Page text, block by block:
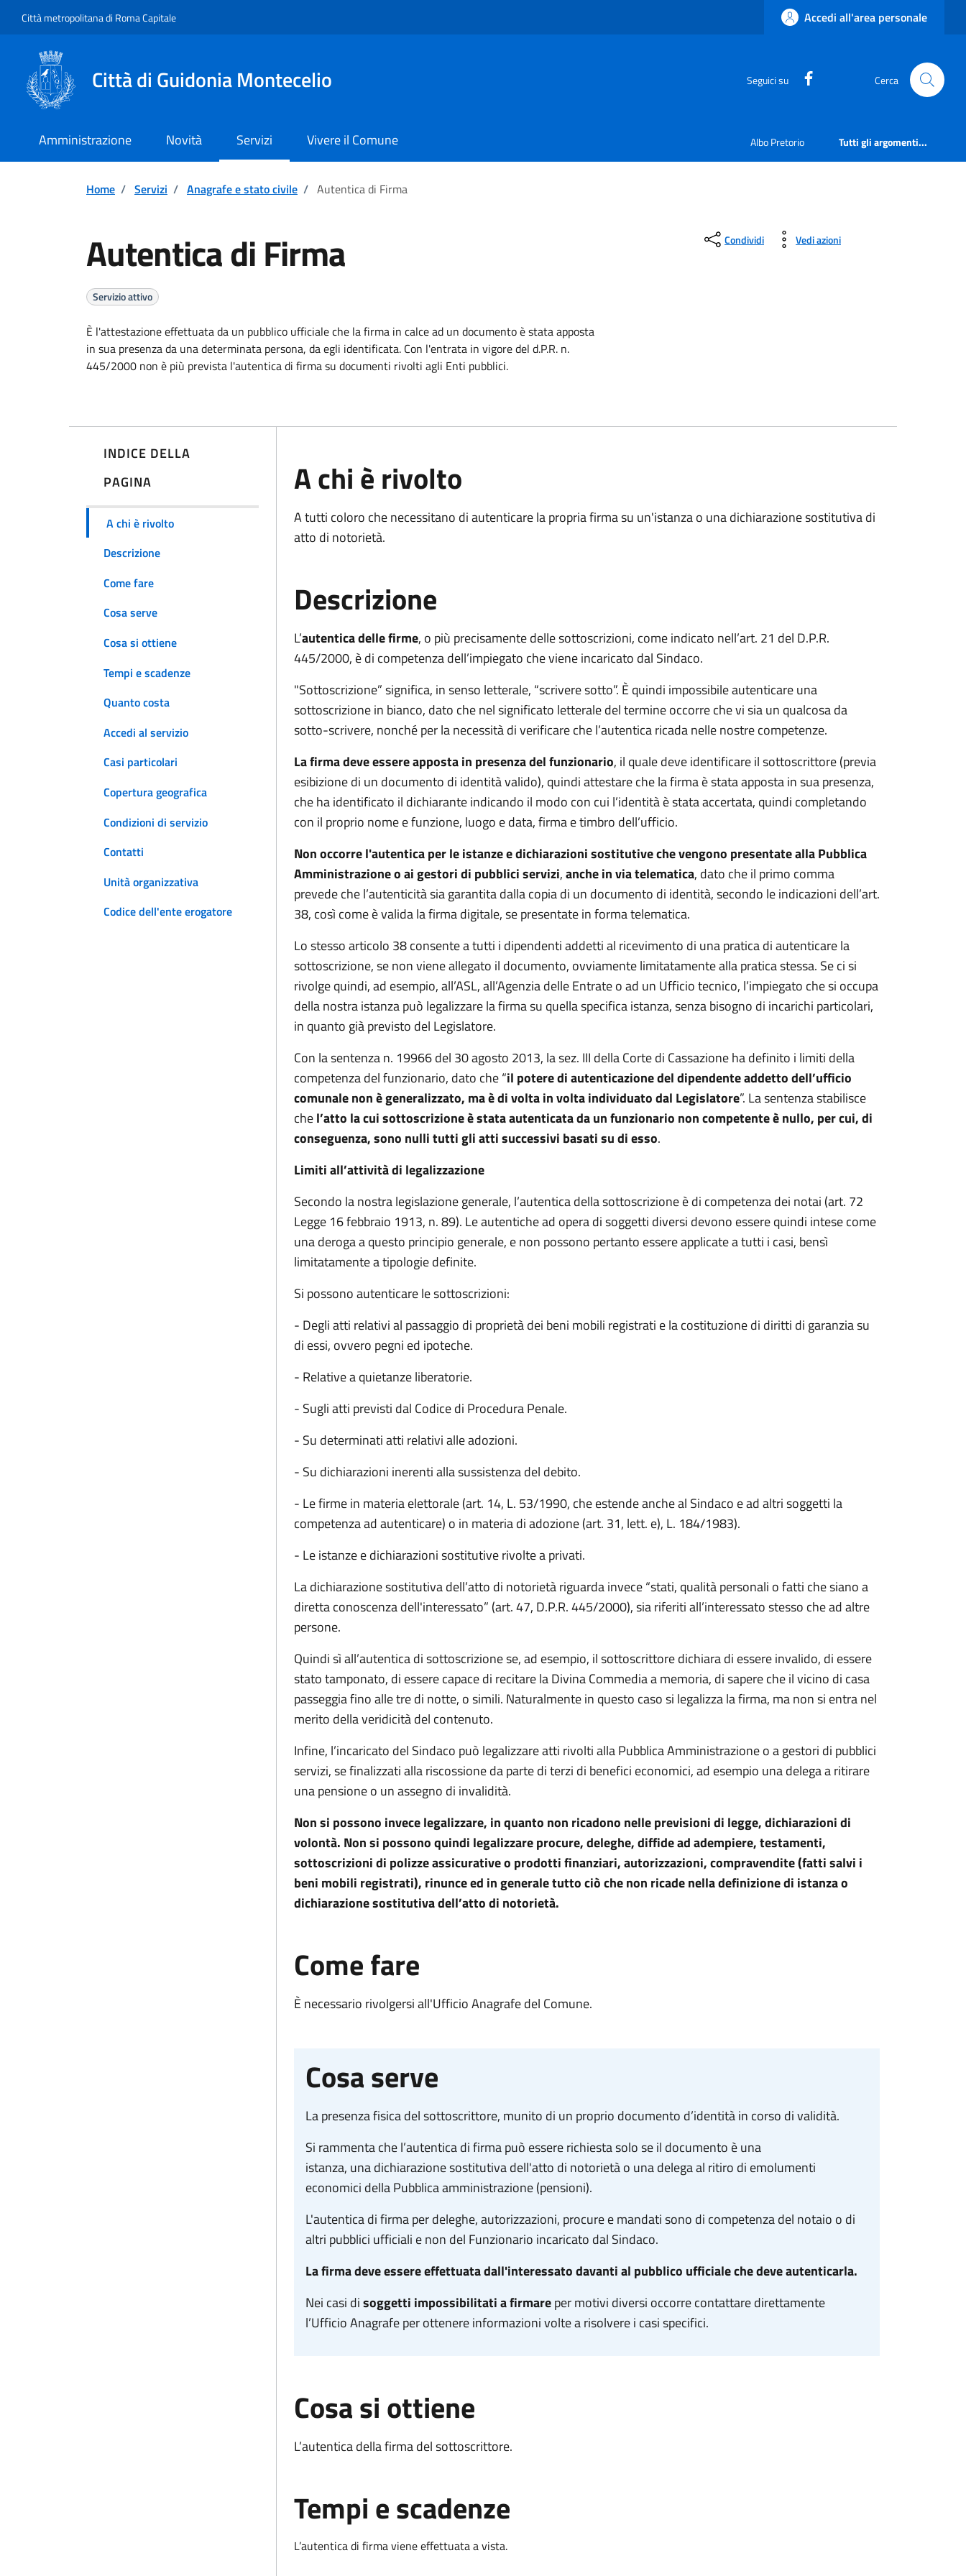
Città metropolitana di Roma Capitale Accedi all'area personale
Città di Guidonia Montecelio Seguici su https:// Cerca
Amministrazione Novità Servizi Vivere il Comune Albo Pretorio Tutti gli argomenti...
Home / Servizi / Anagrafe e stato civile / Autentica di Firma
Autentica di Firma
Servizio attivo
È l'attestazione effettuata da un pubblico ufficiale che la firma in calce ad un documento è stata apposta
in sua presenza da una determinata persona, da egli identificata. Con l'entrata in vigore del d.P.R. n.
445/2000 non è più prevista l'autentica di firma su documenti rivolti agli Enti pubblici.
Condividi Vedi azioni
INDICE DELLA
PAGINA
A chi è rivolto
Descrizione
Come fare
Cosa serve
Cosa si ottiene
Tempi e scadenze
Quanto costa
Accedi al servizio
Casi particolari
Copertura geografica
Condizioni di servizio
Contatti
Unità organizzativa
Codice dell'ente erogatore
A chi è rivolto
A tutti coloro che necessitano di autenticare la propria firma su un'istanza o una dichiarazione sostitutiva di
atto di notorietà.
Descrizione
L’autentica delle firme, o più precisamente delle sottoscrizioni, come indicato nell’art. 21 del D.P.R.
445/2000, è di competenza dell’impiegato che viene incaricato dal Sindaco.
"Sottoscrizione” significa, in senso letterale, “scrivere sotto”. È quindi impossibile autenticare una
sottoscrizione in bianco, dato che nel significato letterale del termine occorre che vi sia un qualcosa da
sotto-scrivere, nonché per la necessità di verificare che l’autentica ricada nelle nostre competenze.
La firma deve essere apposta in presenza del funzionario, il quale deve identificare il sottoscrittore (previa
esibizione di un documento di identità valido), quindi attestare che la firma è stata apposta in sua presenza,
che ha identificato il dichiarante indicando il modo con cui l’identità è stata accertata, quindi completando
con il proprio nome e funzione, luogo e data, firma e timbro dell’ufficio.
Non occorre l'autentica per le istanze e dichiarazioni sostitutive che vengono presentate alla Pubblica
Amministrazione o ai gestori di pubblici servizi,anche in via telematica, dato che il primo comma
prevede che l’autenticità sia garantita dalla copia di un documento di identità, secondo le indicazioni dell’art.
38, così come è valida la firma digitale, se presentate in forma telematica.
Lo stesso articolo 38 consente a tutti i dipendenti addetti al ricevimento di una pratica di autenticare la
sottoscrizione, se non viene allegato il documento, ovviamente limitatamente alla pratica stessa. Se ci si
rivolge quindi, ad esempio, all’ASL, all’Agenzia delle Entrate o ad un Ufficio tecnico, l’impiegato che si occupa
della nostra istanza può legalizzare la firma su quella specifica istanza, senza bisogno di incarichi particolari,
in quanto già previsto del Legislatore.
Con la sentenza n. 19966 del 30 agosto 2013, la sez. III della Corte di Cassazione ha definito i limiti della
competenza del funzionario, dato che “il potere di autenticazione del dipendente addetto dell’ufficio
comunale non è generalizzato, ma è di volta in volta individuato dal Legislatore”. La sentenza stabilisce
chel’atto la cui sottoscrizione è stata autenticata da un funzionario non competente è nullo, per cui, di
conseguenza, sono nulli tutti gli atti successivi basati su di esso.
Limiti all’attività di legalizzazione
Secondo la nostra legislazione generale, l’autentica della sottoscrizione è di competenza dei notai (art. 72
Legge 16 febbraio 1913, n. 89). Le autentiche ad opera di soggetti diversi devono essere quindi intese come
una deroga a questo principio generale, e non possono pertanto essere applicate a tutti i casi, bensì
limitatamente a tipologie definite.
Si possono autenticare le sottoscrizioni:
- Degli atti relativi al passaggio di proprietà dei beni mobili registrati e la costituzione di diritti di garanzia su
di essi, ovvero pegni ed ipoteche.
- Relative a quietanze liberatorie.
- Sugli atti previsti dal Codice di Procedura Penale.
- Su determinati atti relativi alle adozioni.
- Su dichiarazioni inerenti alla sussistenza del debito.
- Le firme in materia elettorale (art. 14, L. 53/1990, che estende anche al Sindaco e ad altri soggetti la
competenza ad autenticare) o in materia di adozione (art. 31, lett. e), L. 184/1983).
- Le istanze e dichiarazioni sostitutive rivolte a privati.
La dichiarazione sostitutiva dell’atto di notorietà riguarda invece “stati, qualità personali o fatti che siano a
diretta conoscenza dell'interessato” (art. 47, D.P.R. 445/2000), sia riferiti all’interessato stesso che ad altre
persone.
Quindi sì all’autentica di sottoscrizione se, ad esempio, il sottoscrittore dichiara di essere invalido, di essere
stato tamponato, di essere capace di recitare la Divina Commedia a memoria, di sapere che il vicino di casa
passeggia fino alle tre di notte, o simili. Naturalmente in questo caso si legalizza la firma, ma non si entra nel
merito della veridicità del contenuto.
Infine, l’incaricato del Sindaco può legalizzare atti rivolti alla Pubblica Amministrazione o a gestori di pubblici
servizi, se finalizzati alla riscossione da parte di terzi di benefici economici, ad esempio una delega a ritirare
una pensione o un assegno di invalidità.
Non si possono invece legalizzare, in quanto non ricadono nelle previsioni di legge, dichiarazioni di
volontà. Non si possono quindi legalizzare procure, deleghe, diffide ad adempiere, testamenti,
sottoscrizioni di polizze assicurative o prodotti finanziari, autorizzazioni, compravendite (fatti salvi i
beni mobili registrati), rinunce ed in generale tutto ciò che non ricade nella definizione di istanza o
dichiarazione sostitutiva dell’atto di notorietà.
Come fare
È necessario rivolgersi all'Ufficio Anagrafe del Comune.
Cosa serve
La presenza fisica del sottoscrittore, munito di un proprio documento d’identità in corso di validità.
Si rammenta che l’autentica di firma può essere richiesta solo se il documento è una
istanza, una dichiarazione sostitutiva dell'atto di notorietà o una delega al ritiro di emolumenti
economici della Pubblica amministrazione (pensioni).
L'autentica di firma per deleghe, autorizzazioni, procure e mandati sono di competenza del notaio o di
altri pubblici ufficiali e non del Funzionario incaricato dal Sindaco.
La firma deve essere effettuata dall'interessato davanti al pubblico ufficiale che deve autenticarla.
Nei casi disoggetti impossibilitati a firmareper motivi diversi occorre contattare direttamente
l’Ufficio Anagrafe per ottenere informazioni volte a risolvere i casi specifici.
Cosa si ottiene
L’autentica della firma del sottoscrittore.
Tempi e scadenze
L’autentica di firma viene effettuata a vista.